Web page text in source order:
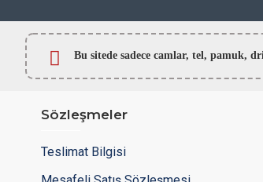
Bu sitede sadece camlar, tel, pamuk,
Sözleşmeler
Teslimat Bilgisi